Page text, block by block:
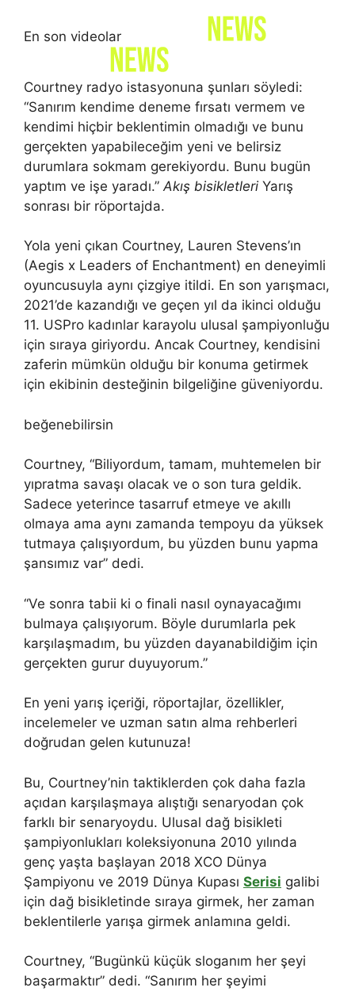
En son videolar
Courtney radyo istasyonuna şunları söyledi:
“Sanırım kendime deneme fırsatı vermem ve
kendimi hiçbir beklentimin olmadığı ve bunu
gerçekten yapabileceğim yeni ve belirsiz
durumlara sokmam gerekiyordu. Bunu bugün
yaptım ve işe yaradı.” Akış bisikletleri Yarış
sonrası bir röportajda.
Yola yeni çıkan Courtney, Lauren Stevens’ın
(Aegis x Leaders of Enchantment) en deneyimli
oyuncusuyla aynı çizgiye itildi. En son yarışmacı,
2021’de kazandığı ve geçen yıl da ikinci olduğu
11. USPro kadınlar karayolu ulusal şampiyonluğu
için sıraya giriyordu. Ancak Courtney, kendisini
zaferin mümkün olduğu bir konuma getirmek
için ekibinin desteğinin bilgeliğine güveniyordu.
beğenebilirsin
Courtney, “Biliyordum, tamam, muhtemelen bir
yıpratma savaşı olacak ve o son tura geldik.
Sadece yeterince tasarruf etmeye ve akıllı
olmaya ama aynı zamanda tempoyu da yüksek
tutmaya çalışıyordum, bu yüzden bunu yapma
şansımız var” dedi.
“Ve sonra tabii ki o finali nasıl oynayacağımı
bulmaya çalışıyorum. Böyle durumlarla pek
karşılaşmadım, bu yüzden dayanabildiğim için
gerçekten gurur duyuyorum.”
En yeni yarış içeriği, röportajlar, özellikler,
incelemeler ve uzman satın alma rehberleri
doğrudan gelen kutunuza!
Bu, Courtney’nin taktiklerden çok daha fazla
açıdan karşılaşmaya alıştığı senaryodan çok
farklı bir senaryoydu. Ulusal dağ bisikleti
şampiyonlukları koleksiyonuna 2010 yılında
genç yaşta başlayan 2018 XCO Dünya
Şampiyonu ve 2019 Dünya Kupası Serisi galibi
için dağ bisikletinde sıraya girmek, her zaman
beklentilerle yarışa girmek anlamına geldi.
Courtney, “Bugünkü küçük sloganım her şeyi
başarmaktır” dedi. “Sanırım her şeyimi